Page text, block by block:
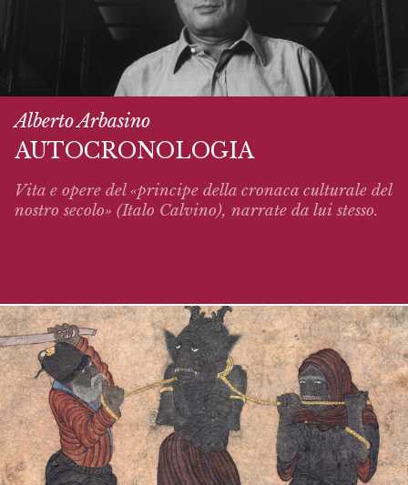
Alberto Arbasino
AUTOCRONOLOGIA
Vita e opere del «principe della cronaca culturale del
nostro secolo» (Italo Calvino), narrate da lui stesso.